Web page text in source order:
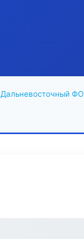
Дальневосточный ФО